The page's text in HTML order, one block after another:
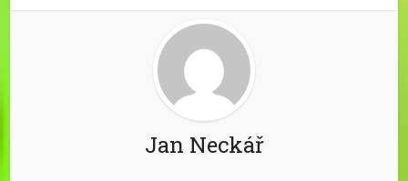
Jan Neckář